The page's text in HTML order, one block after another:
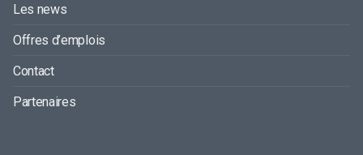
Les news
Offres d’emplois
Contact
Partenaires